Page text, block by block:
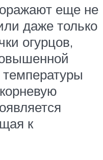
еще не
даже только
огурцов,
к